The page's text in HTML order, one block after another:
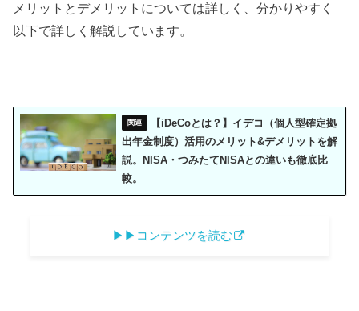
メリットとデメリットについては詳しく、分かりやすく
以下で詳しく解説しています。
【iDeCoとは？】イデコ（個人型確定拠
出年金制度）活用のメリット&デメリットを解
説。NISA・つみたてNISAとの違いも徹底比
較。
▶︎▶︎コンテンツを読む